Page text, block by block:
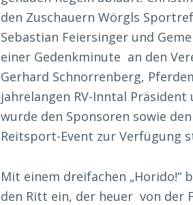
den Zuschauern Wörgls
Sebastian Feiersinger und
einer Gedenkminute an den
Gerhard Schnorrenberg,
jahrelangen RV-Inntal
wurde den Sponsoren sowie
Reitsport-Event zur Verfügung
Mit einem dreifachen
den Ritt ein, der heuer von der